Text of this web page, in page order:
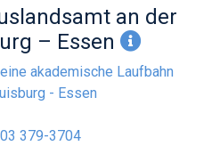
an der
– Essen
akademische Laufbahn
- Essen
379-3704